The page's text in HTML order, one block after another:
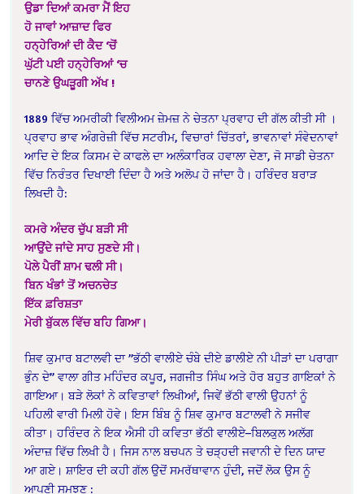
ਉਡਾ ਦਿਆਂ ਕਮਰਾ ਮੈਂ ਇਹ
ਹੋ ਜਾਵਾਂ ਆਜ਼ਾਦ ਫਿਰ
ਹਨ੍ਹੇਰਿਆਂ ਦੀ ਕੈਦ ‘ਚੋਂ
ਘੁੱਟੀ ਪਈ ਹਨ੍ਹੇਰਿਆਂ ‘ਚ
ਚਾਨਣੇ ਉਘੜੂਗੀ ਅੱਖ !
1889 ਵਿੱਚ ਅਮਰੀਕੀ ਵਿਲੀਅਮ ਜ਼ੇਮਜ਼ ਨੇ ਚੇਤਨਾ ਪ੍ਰਵਾਹ ਦੀ ਗੱਲ ਕੀਤੀ ਸੀ ।
ਪ੍ਰਵਾਹ ਭਾਵ ਅੰਗਰੇਜ਼ੀ ਵਿੱਚ ਸਟਰੀਮ, ਵਿਚਾਰਾਂ ਚਿੱਤਰਾਂ, ਭਾਵਨਾਵਾਂ ਸੰਵੇਦਨਾਵਾਂ
ਆਦਿ ਦੇ ਇਕ ਕਿਸਮ ਦੇ ਕਾਫਲੇ ਦਾ ਅਲੰਕਾਰਿਕ ਹਵਾਲਾ ਦੇਣਾ, ਜੋ ਸਾਡੀ ਚੇਤਨਾ
ਵਿੱਚ ਨਿਰੰਤਰ ਦਿਖਾਈ ਦਿੰਦਾ ਹੈ ਅਤੇ ਅਲੋਪ ਹੋ ਜਾਂਦਾ ਹੈ। ਹਰਿੰਦਰ ਬਰਾੜ
ਲਿਖਦੀ ਹੈ:
ਕਮਰੇ ਅੰਦਰ ਚੁੱਪ ਬੜੀ ਸੀ
ਆਉਂਦੇ ਜਾਂਦੇ ਸਾਹ ਸੁਣਦੇ ਸੀ।
ਪੋਲੇ ਪੈਰੀਂ ਸ਼ਾਮ ਢਲੀ ਸੀ।
ਬਿਨ ਖੰਭਾਂ ਤੋਂ ਅਚਨਚੇਤ
ਇੱਕ ਫ਼ਰਿਸ਼ਤਾ
ਮੇਰੀ ਬੁੱਕਲ ਵਿੱਚ ਬਹਿ ਗਿਆ।
ਸ਼ਿਵ ਕੁਮਾਰ ਬਟਾਲਵੀ ਦਾ ”ਭੱਠੀ ਵਾਲੀਏ ਚੰਬੇ ਦੀਏ ਡਾਲੀਏ ਨੀ ਪੀੜਾਂ ਦਾ ਪਰਾਗਾ
ਭੁੰਨ ਦੇ” ਵਾਲਾ ਗੀਤ ਮਹਿੰਦਰ ਕਪੂਰ, ਜਗਜੀਤ ਸਿੰਘ ਅਤੇ ਹੋਰ ਬਹੁਤ ਗਾਇਕਾਂ ਨੇ
ਗਾਇਆ। ਬੜੇ ਲੋਕਾਂ ਨੇ ਕਵਿਤਾਵਾਂ ਲਿਖੀਆਂ, ਜਿਵੇਂ ਭੱਠੀ ਵਾਲੀ ਉਹਨਾਂ ਨੂੰ
ਪਹਿਲੀ ਵਾਰੀ ਮਿਲੀ ਹੋਵੇ। ਇਸ ਬਿੰਬ ਨੂੰ ਸ਼ਿਵ ਕੁਮਾਰ ਬਟਾਲਵੀ ਨੇ ਸਜੀਵ
ਕੀਤਾ। ਹਰਿੰਦਰ ਨੇ ਇਕ ਐਸੀ ਹੀ ਕਵਿਤਾ ਭੱਠੀ ਵਾਲੀਏ–ਬਿਲਕੁਲ ਅਲੱਗ
ਅੰਦਾਜ਼ ਵਿੱਚ ਲਿਖੀ ਹੈ। ਜਿਸ ਨਾਲ ਬਚਪਨ ਤੇ ਚੜ੍ਹਦੀ ਜਵਾਨੀ ਦੇ ਦਿਨ ਯਾਦ
ਆ ਗਏ। ਸ਼ਾਇਰ ਦੀ ਕਹੀ ਗੱਲ ਉਦੋਂ ਸਮਰੱਥਾਵਾਨ ਹੁੰਦੀ, ਜਦੋਂ ਲੋਕ ਉਸ ਨੂੰ
ਆਪਣੀ ਸਮਝਣ :